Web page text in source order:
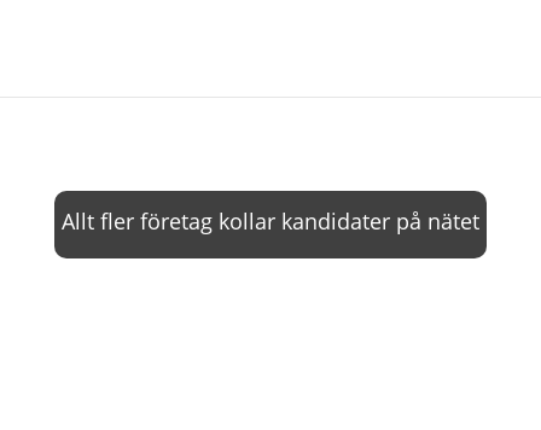
Allt fler företag kollar kandidater på nätet